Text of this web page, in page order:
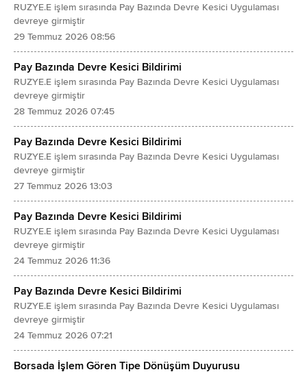
RUZYE.E işlem sırasında Pay Bazında Devre Kesici Uygulaması
devreye girmiştir
29 Temmuz 2026 08:56
Pay Bazında Devre Kesici Bildirimi
RUZYE.E işlem sırasında Pay Bazında Devre Kesici Uygulaması
devreye girmiştir
28 Temmuz 2026 07:45
Pay Bazında Devre Kesici Bildirimi
RUZYE.E işlem sırasında Pay Bazında Devre Kesici Uygulaması
devreye girmiştir
27 Temmuz 2026 13:03
Pay Bazında Devre Kesici Bildirimi
RUZYE.E işlem sırasında Pay Bazında Devre Kesici Uygulaması
devreye girmiştir
24 Temmuz 2026 11:36
Pay Bazında Devre Kesici Bildirimi
RUZYE.E işlem sırasında Pay Bazında Devre Kesici Uygulaması
devreye girmiştir
24 Temmuz 2026 07:21
Borsada İşlem Gören Tipe Dönüşüm Duyurusu